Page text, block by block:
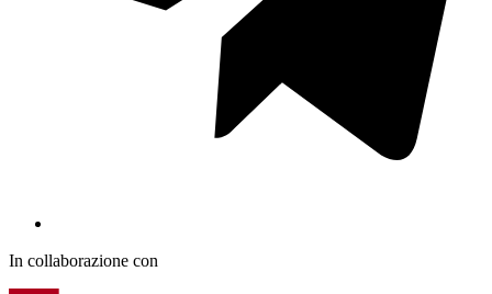
In collaborazione con